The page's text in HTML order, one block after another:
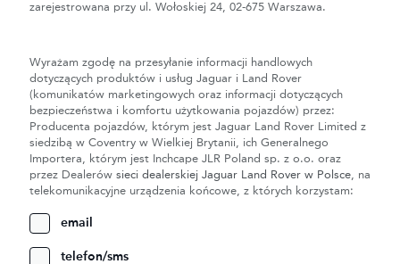
zarejestrowana przy ul. Wołoskiej 24, 02-675 Warszawa.
Wyrażam zgodę na przesyłanie informacji handlowych
dotyczących produktów i usług Jaguar i Land Rover
(komunikatów marketingowych oraz informacji dotyczących
bezpieczeństwa i komfortu użytkowania pojazdów) przez:
Producenta pojazdów, którym jest Jaguar Land Rover Limited z
siedzibą w Coventry w Wielkiej Brytanii, ich Generalnego
Importera, którym jest Inchcape JLR Poland sp. z o.o. oraz
przez Dealerów sieci dealerskiej Jaguar Land Rover w Polsce, na
telekomunikacyjne urządzenia końcowe, z których korzystam:
email
telefon/sms